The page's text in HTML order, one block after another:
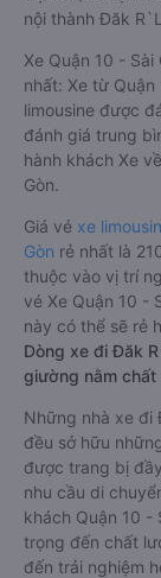
nội thành Đăk
Xe Quận 10 -
nhất: Xe từ
limousine được
đánh giá trung
hành khách Xe
Gòn.
Giá vé xe
Gòn rẻ nhất là
thuộc vào vị trí
vé Xe Quận 10 -
này có thể sẽ rẻ
Dòng xe đi Đăk
giường nằm chất
Những nhà xe đi
đều sở hữu
được trang bị
nhu cầu di
khách Quận 10 -
trọng đến chất
đến trải nghiệm